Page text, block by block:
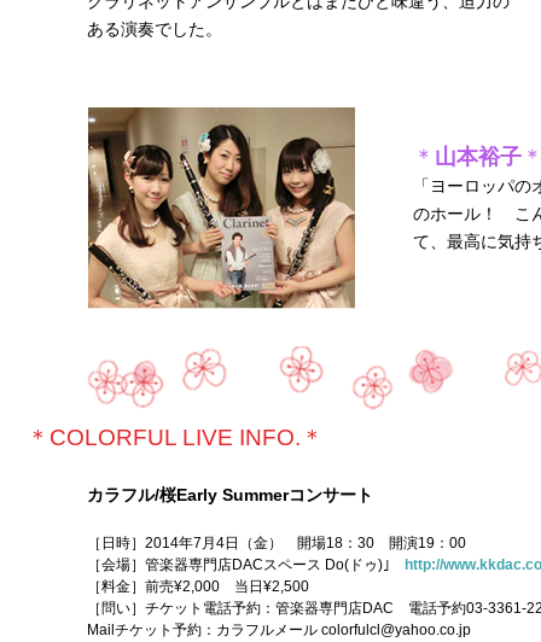
ある演奏でした。
＊ 山本裕子
「ヨーロッパ
のホール！ こ
て、最高に気持
＊COLORFUL LIVE INFO.＊
カラフル/桜Early Summerコンサート
［日時］2014年7月4日（金） 開場18：30 開演19：00
［会場］管楽器専門店DACスペース Do(ドゥ)｣
http://
［料金］前売¥2,000 当日¥2,500
［問い］チケット電話予約：管楽器専門店DAC 電話予約03-3361-
Mailチケット予約：カラフルメール colorfulcl@yahoo.co.jp